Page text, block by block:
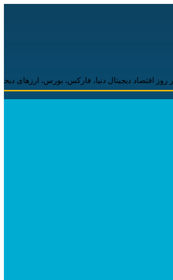
دنیا، فارکس، بورس، ارزهای دیجیتال همراه